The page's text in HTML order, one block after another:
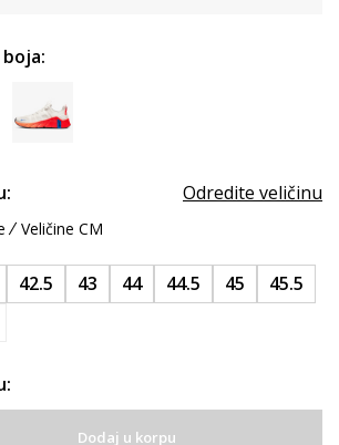
Odredite veličinu
Veličine CM
42.5 43 44 44.5 45
45.5
Dodaj u korpu